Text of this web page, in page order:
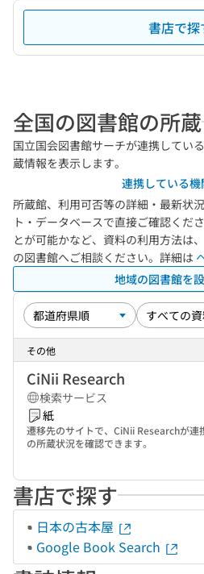
書店で探
全国の図書館の所蔵
国立国会図書館サーチが連携してい
蔵情報を表示します。
連携している
所蔵館、利用可否等の詳細・最新状
ト・データベースで直接ご確認くだ
とが可能かなど、資料の利用方法は
の図書館へご相談ください。詳細は
地域の図書館を
その他
CiNii Research
検索サービス
紙
遷移先のサイトで、CiNii Researchが連
の所蔵状況を確認できます。
書店で探す
日本の古本屋
Google Book Search